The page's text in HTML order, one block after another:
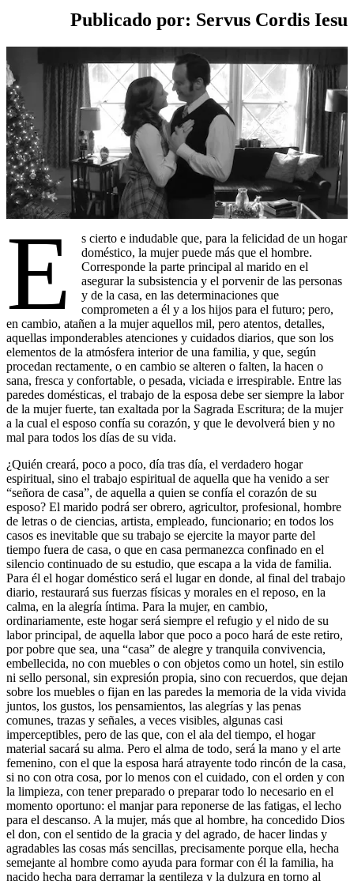
Publicado por: Servus Cordis Iesu
E
s cierto e indudable que, para la felicidad de un hogar
doméstico, la mujer puede más que el hombre.
Corresponde la parte principal al marido en el
asegurar la subsistencia y el porvenir de las personas
y de la casa, en las determinaciones que
comprometen a él y a los hijos para el futuro; pero,
en cambio, atañen a la mujer aquellos mil, pero atentos, detalles,
aquellas imponderables atenciones y cuidados diarios, que son los
elementos de la atmósfera interior de una familia, y que, según
procedan rectamente, o en cambio se alteren o falten, la hacen o
sana, fresca y confortable, o pesada, viciada e irrespirable. Entre las
paredes domésticas, el trabajo de la esposa debe ser siempre la labor
de la mujer fuerte, tan exaltada por la Sagrada Escritura; de la mujer
a la cual el esposo confía su corazón, y que le devolverá bien y no
mal para todos los días de su vida.
¿Quién creará, poco a poco, día tras día, el verdadero hogar
espiritual, sino el trabajo espiritual de aquella que ha venido a ser
“señora de casa”, de aquella a quien se confía el corazón de su
esposo? El marido podrá ser obrero, agricultor, profesional, hombre
de letras o de ciencias, artista, empleado, funcionario; en todos los
casos es inevitable que su trabajo se ejercite la mayor parte del
tiempo fuera de casa, o que en casa permanezca confinado en el
silencio continuado de su estudio, que escapa a la vida de familia.
Para él el hogar doméstico será el lugar en donde, al final del trabajo
diario, restaurará sus fuerzas físicas y morales en el reposo, en la
calma, en la alegría íntima. Para la mujer, en cambio,
ordinariamente, este hogar será siempre el refugio y el nido de su
labor principal, de aquella labor que poco a poco hará de este retiro,
por pobre que sea, una “casa” de alegre y tranquila convivencia,
embellecida, no con muebles o con objetos como un hotel, sin estilo
ni sello personal, sin expresión propia, sino con recuerdos, que dejan
sobre los muebles o fijan en las paredes la memoria de la vida vivida
juntos, los gustos, los pensamientos, las alegrías y las penas
comunes, trazas y señales, a veces visibles, algunas casi
imperceptibles, pero de las que, con el ala del tiempo, el hogar
material sacará su alma. Pero el alma de todo, será la mano y el arte
femenino, con el que la esposa hará atrayente todo rincón de la casa,
si no con otra cosa, por lo menos con el cuidado, con el orden y con
la limpieza, con tener preparado o preparar todo lo necesario en el
momento oportuno: el manjar para reponerse de las fatigas, el lecho
para el descanso. A la mujer, más que al hombre, ha concedido Dios
el don, con el sentido de la gracia y del agrado, de hacer lindas y
agradables las cosas más sencillas, precisamente porque ella, hecha
semejante al hombre como ayuda para formar con él la familia, ha
nacido hecha para derramar la gentileza y la dulzura en torno al